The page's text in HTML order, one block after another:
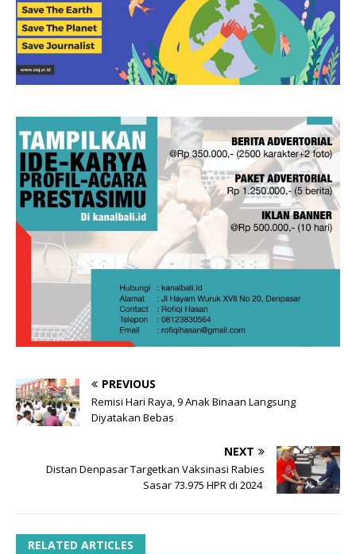
PREVIOUS
Remisi Hari Raya, 9 Anak Binaan Langsung
Diyatakan Bebas
NEXT
Distan Denpasar Targetkan Vaksinasi Rabies
Sasar 73.975 HPR di 2024
RELATED ARTICLES